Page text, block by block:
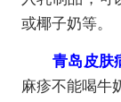
或椰子奶等。
青岛皮肤
麻疹不能喝牛